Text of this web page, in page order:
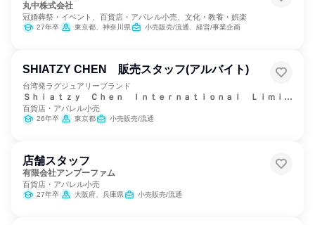
丸中株式会社
冠婚葬祭・イベント、百貨店・アパレル小売、文化・教養・娯楽
27年卒 東京都、神奈川県 小売販売/流通、経営/事業企画
SHIATZY CHEN 販売スタッフ(アルバイト)
台湾発ラグジュアリーブランド
Ｓｈｉａｔｚｙ Ｃｈｅｎ Ｉｎｔｅｒｎａｔｉｏｎａｌ Ｌｉｍｉｔ
ｅｄ
百貨店・アパレル小売
26年卒 東京都 小売販売/流通
店舗スタッフ
有限会社アンプーファム
百貨店・アパレル小売
27年卒 大阪府、兵庫県 小売販売/流通